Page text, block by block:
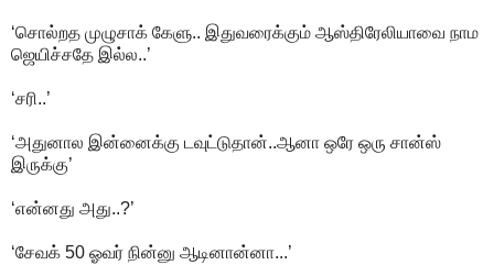
‘சொல்றத முழுசாக் கேளு.. இதுவரைக்கும் ஆஸ்திரேலியாவை நாம
ஜெயிச்சதே இல்ல..’
‘சரி..’
‘அதுனால இன்னைக்கு டவுட்டுதான்..ஆனா ஒரே ஒரு சான்ஸ்
இருக்கு’
‘என்னது அது..?’
‘சேவக் 50 ஓவர் நின்னு ஆடினான்னா...’